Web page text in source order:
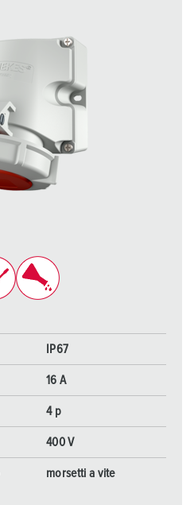
IP67
16 A
4 p
400 V
morsetti a vite